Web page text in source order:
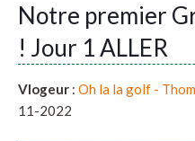
Notre premier
! Jour 1 ALLER
Vlogeur : Oh la la golf -
11-2022